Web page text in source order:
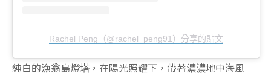
Rachel Peng（@rachel_peng91）分享的貼文
純白的漁翁島燈塔，在陽光照耀下，帶著濃濃地中海風